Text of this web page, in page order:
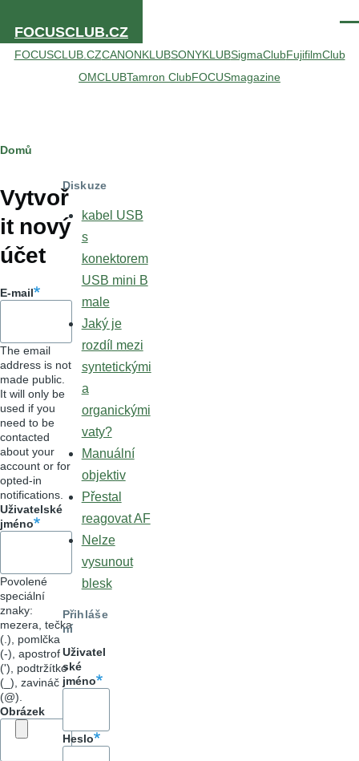
FOCUSCLUB.CZ
FOCUSCLUB.CZCANONKLUBSONYKLUBSigmaClubFujifilmClub
OMCLUBTamron ClubFOCUSmagazine
Hlavní
záložky
Drobečková
navigace
Domů
Vytvoř
it nový
účet
E-mail
The email
address is not
made public.
It will only be
used if you
need to be
contacted
about your
account or for
opted-in
notifications.
Uživatelské
jméno
Povolené
speciální
znaky:
mezera, tečka
(.), pomlčka
(-), apostrof
('), podtržítko
(_), zavináč
(@).
Obrázek
Diskuze
kabel USB
s
konektorem
USB mini B
male
Jaký je
rozdíl mezi
syntetickými
a
organickými
vaty?
Manuální
objektiv
Přestal
reagovat AF
Nelze
vysunout
blesk
Přihláše
ní
Uživatel
ské
jméno
Heslo